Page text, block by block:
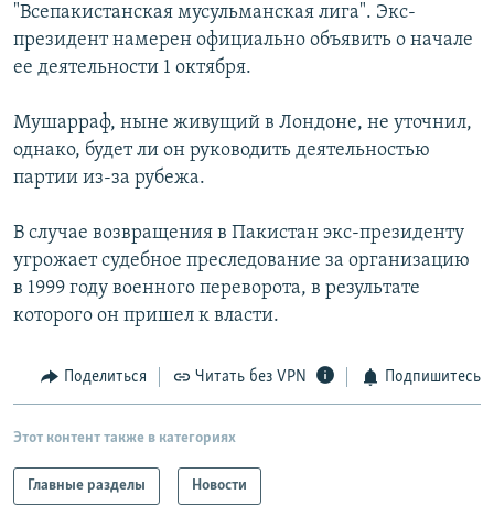
РАСПИСАНИЕ ВЕЩАНИЯ
ПОДПИШИТЕСЬ НА РАССЫЛКУ
СОЦИАЛЬНЫЕ СЕТИ
Все сайты РСЕ/РС
"Всепакистанская мусульманская лига". Экс-
президент намерен официально объявить о начале
ее деятельности 1 октября.
Мушарраф, ныне живущий в Лондоне, не уточнил,
однако, будет ли он руководить деятельностью
партии из-за рубежа.
В случае возвращения в Пакистан экс-президенту
угрожает судебное преследование за организацию
в 1999 году военного переворота, в результате
которого он пришел к власти.
Поделиться Читать без VPN Подпишитесь
Этот контент также в категориях
Главные разделы Новости